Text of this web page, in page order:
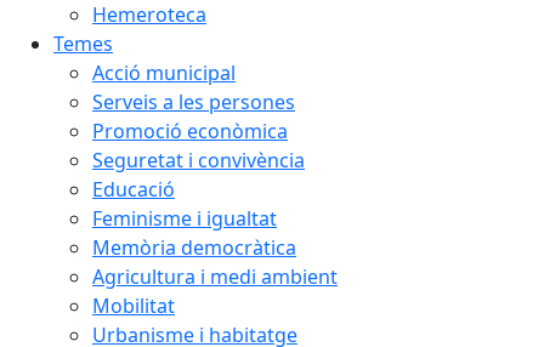
Hemeroteca
Temes
Acció municipal
Serveis a les persones
Promoció econòmica
Seguretat i convivència
Educació
Feminisme i igualtat
Memòria democràtica
Agricultura i medi ambient
Mobilitat
Urbanisme i habitatge